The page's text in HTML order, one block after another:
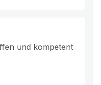
und kompetent